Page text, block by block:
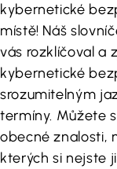
kybernetické
místě! Náš
vás rozklíčoval a
kybernetické
srozumitelným
termíny. Můžete
obecné znalosti,
kterých si nejste